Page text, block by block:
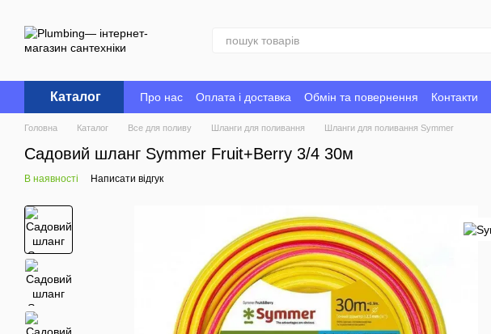
Каталог Про нас Оплата і доставка Обмін та повернення Контакти
Головна Каталог Все для поливу Шланги для поливання Шланги для поливання Symmer
Садовий шланг Symmer Fruit+Berry 3/4 30м
В наявності Написати відгук